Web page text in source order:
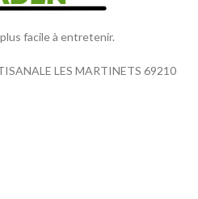
facile à entretenir.
LES MARTINETS 69210